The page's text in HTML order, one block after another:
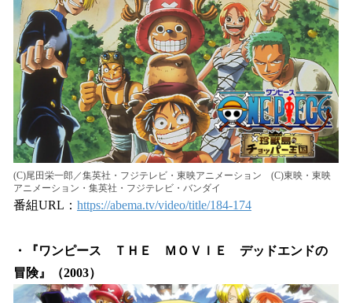
(C)尾田栄一郎／集英社・フジテレビ・東映アニメーション (C)東映・東映
アニメーション・集英社・フジテレビ・バンダイ
番組URL： https://abema.tv/video/title/184-174
・『ワンピース ＴＨＥ ＭＯＶＩＥ デッドエンドの
冒険』（2003）